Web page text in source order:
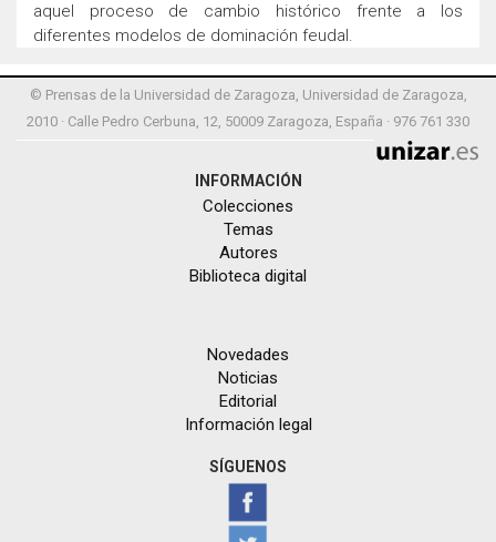
aquel proceso de cambio histórico frente a los
diferentes modelos de dominación feudal.
© Prensas de la Universidad de Zaragoza, Universidad de Zaragoza,
2010 · Calle Pedro Cerbuna, 12, 50009 Zaragoza, España · 976 761 330
INFORMACIÓN
Colecciones
Temas
Autores
Biblioteca digital
Novedades
Noticias
Editorial
Información legal
SÍGUENOS